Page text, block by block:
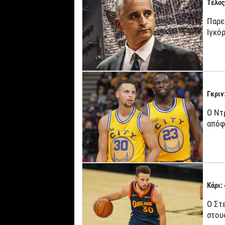
Ο
Κάρι:
Ο